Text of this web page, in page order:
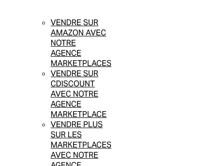
VENDRE SUR
AMAZON AVEC
NOTRE
AGENCE
MARKETPLACES
VENDRE SUR
CDISCOUNT
AVEC NOTRE
AGENCE
MARKETPLACE
VENDRE PLUS
SUR LES
MARKETPLACES
AVEC NOTRE